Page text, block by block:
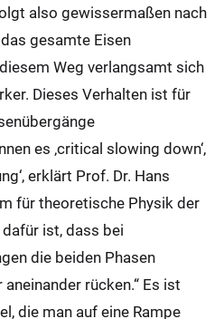
also gewissermaßen nach
gesamte Eisen
Weg verlangsamt sich
Dieses Verhalten ist für
es ‚critical slowing down‘,
erklärt Prof. Dr. Hans
für theoretische Physik der
dafür ist, dass bei
die beiden Phasen
rücken.“ Es ist
die man auf eine Rampe